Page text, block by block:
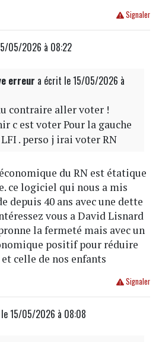
Signaler
05/2026 à 08:22
erreur a écrit le 15/05/2026 à
contraire aller voter !
c est voter Pour la gauche
. perso j irai voter RN
du RN est étatique
ce logiciel qui nous a mis
depuis 40 ans avec une dette
vous a David Lisnard
la fermeté mais avec un
positif pour réduire
celle de nos enfants
Signaler
le 15/05/2026 à 08:08